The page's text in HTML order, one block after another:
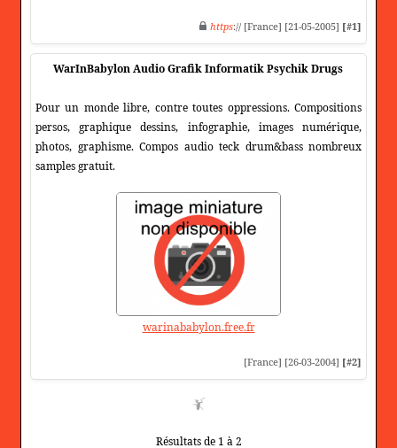
https:// [France] [21-05-2005] [#1]
WarInBabylon Audio Grafik Informatik Psychik Drugs
Pour un monde libre, contre toutes oppressions. Compositions
persos, graphique dessins, infographie, images numérique,
photos, graphisme. Compos audio teck drum&bass nombreux
samples gratuit.
warinababylon.free.fr
[France] [26-03-2004] [#2]
Résultats de 1 à 2